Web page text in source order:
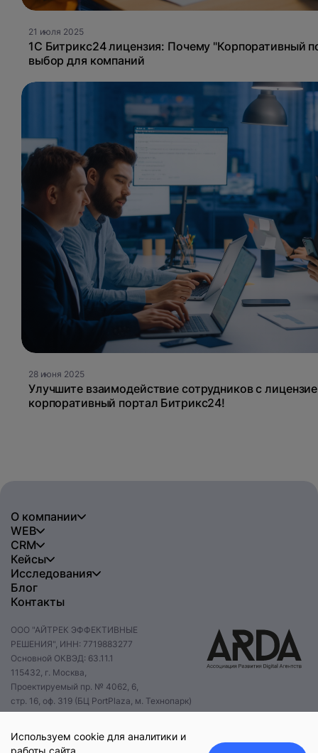
21 июля 2025
1С Битрикс24 лицензия: Почему "Корпоративный
выбор для компаний
28 июня 2025
Улучшите взаимодействие сотрудников с
корпоративный портал Битрикс24!
О компании
WEB
CRM
Кейсы
Исследования
Блог
Контакты
ООО "АЙТРЕК ЭФФЕКТИВНЫЕ
РЕШЕНИЯ", ИНН: 7719883277
Основной ОКВЭД: 63.11.1
115432, г. Москва,
Проектируемый пр. № 4062, 6,
стр. 16, оф. 319 (БЦ PortPlaza, м. Технопарк)
Используем cookie для аналитики и
работы сайта.